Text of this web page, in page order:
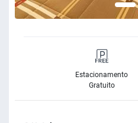
Estacionamento
Gratuito